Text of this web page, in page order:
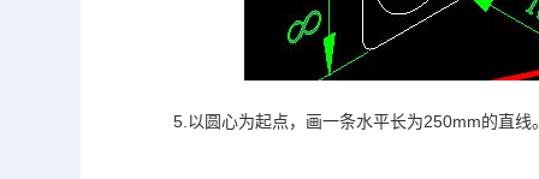
5.以圆心为起点，画一条水平长为250mm的直线